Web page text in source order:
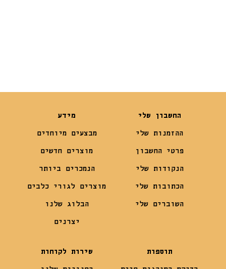
החשבון שלי
ההזמנות שלי
פרטי החשבון
הנקודות שלי
הכתובות שלי
השוברים שלי
מידע
מבצעים מיוחדים
מוצרים חדשים
הנמכרים ביותר
מוצרים לגורי כלבים
הבלוג שלנו
יצרנים
תוספות שירות לקוחות